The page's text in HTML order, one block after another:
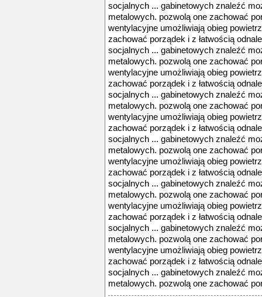
socjalnych ... gabinetowych znaleźć
metalowych. pozwolą one zachować
wentylacyjne umożliwiają obieg
zachować porządek i z łatwością
socjalnych ... gabinetowych znaleźć
metalowych. pozwolą one zachować
wentylacyjne umożliwiają obieg
zachować porządek i z łatwością
socjalnych ... gabinetowych znaleźć
metalowych. pozwolą one zachować
wentylacyjne umożliwiają obieg
zachować porządek i z łatwością
socjalnych ... gabinetowych znaleźć
metalowych. pozwolą one zachować
wentylacyjne umożliwiają obieg
zachować porządek i z łatwością
socjalnych ... gabinetowych znaleźć
metalowych. pozwolą one zachować
wentylacyjne umożliwiają obieg
zachować porządek i z łatwością
socjalnych ... gabinetowych znaleźć
metalowych. pozwolą one zachować
wentylacyjne umożliwiają obieg
zachować porządek i z łatwością
socjalnych ... gabinetowych znaleźć
metalowych. pozwolą one zachować